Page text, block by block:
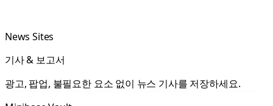
News Sites
기사 & 보고서
광고, 팝업, 불필요한 요소 없이 뉴스 기사를 저장하세요.